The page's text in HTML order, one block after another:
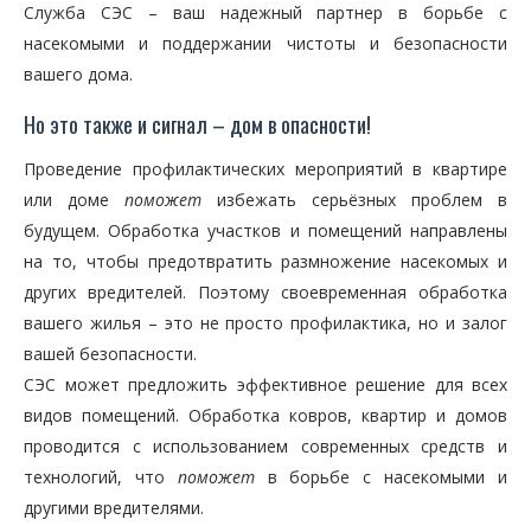
Служба СЭС – ваш надежный партнер в борьбе с
насекомыми и поддержании чистоты и безопасности
вашего дома.
Но это также и сигнал – дом в опасности!
Проведение профилактических мероприятий в квартире
или доме поможет избежать серьёзных проблем в
будущем. Обработка участков и помещений направлены
на то, чтобы предотвратить размножение насекомых и
других вредителей. Поэтому своевременная обработка
вашего жилья – это не просто профилактика, но и залог
вашей безопасности.
СЭС может предложить эффективное решение для всех
видов помещений. Обработка ковров, квартир и домов
проводится с использованием современных средств и
технологий, что поможетв борьбе с насекомыми и
другими вредителями.